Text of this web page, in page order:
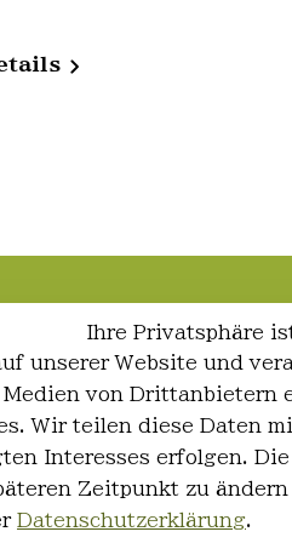
Ihre Privatsphäre
unserer Website und
von
Wir teilen diese Daten
Interesses erfolgen.
Zeitpunkt zu
Datenschutzerklärung.